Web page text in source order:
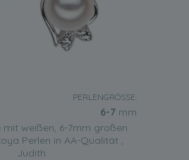
PERLENGRÖSSE:
6-7 mm
weißen, 6-7mm großen
Perlen in AA-Qualität ,
Judith